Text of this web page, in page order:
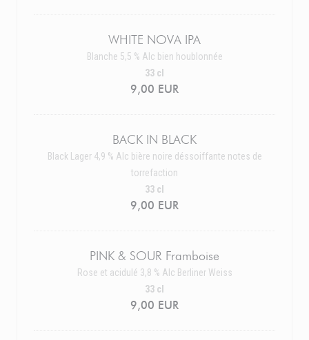
WHITE NOVA IPA
Blanche 5,5 % Alc bien houblonnée
9,00 EUR
33 cl
BACK IN BLACK
Black Lager 4,9 % Alc bière noire déssoiffante notes de
torrefaction
9,00 EUR
33 cl
PINK & SOUR Framboise
Rose et acidulé 3,8 % Alc Berliner Weiss
9,00 EUR
33 cl